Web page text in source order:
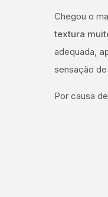
Chegou o
textura
adequada,
sensação
Por causa